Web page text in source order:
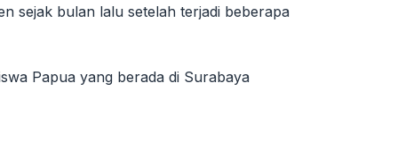
sejak bulan lalu setelah terjadi beberapa
Papua yang berada di Surabaya